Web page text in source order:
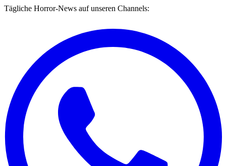
Tägliche Horror-News auf unseren Channels: